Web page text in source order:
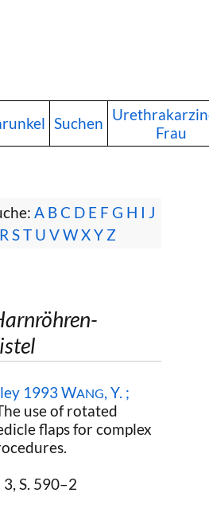
Suchen
Frau
A BC D E F G H I J
R ST U VWXY Z
1993 WANG, Y. ;
use of rotated
flaps for complex
S. 590–2